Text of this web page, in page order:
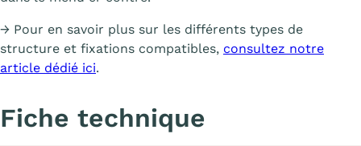
→ Pour en savoir plus sur les différents types de
structure et fixations compatibles, consultez notre
article dédié ici.
Fiche technique